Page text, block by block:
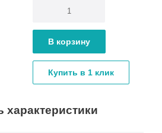
В корзину
Купить в 1 клик
характеристики